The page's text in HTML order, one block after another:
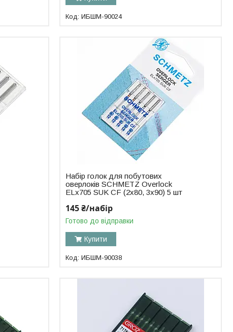
ИБШМ-90024
Набір голок для побутових
оверлоків SCHMETZ Overlock
ELx705 SUK CF (2x80, 3x90) 5 шт
145 ₴/набір
Готово до відправки
Купити
ИБШМ-90038